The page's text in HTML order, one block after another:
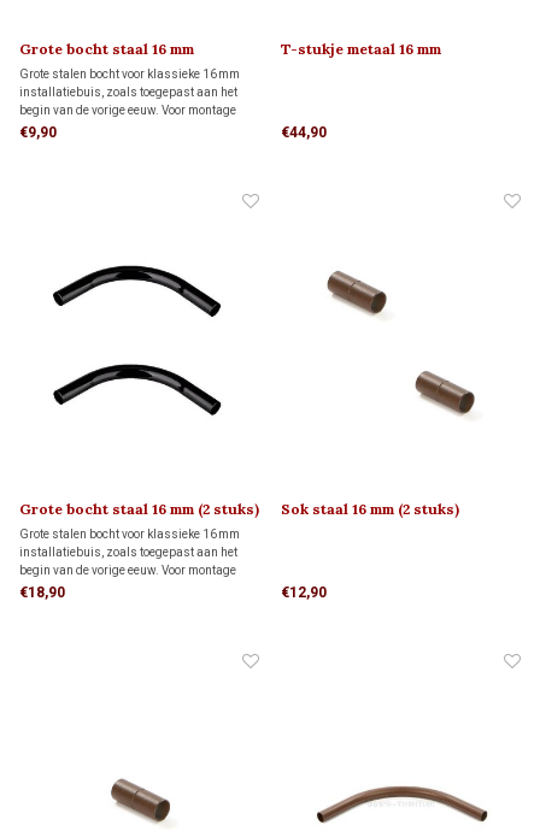
Grote bocht staal 16 mm
Grote stalen bocht voor klassieke 16 mm
installatiebuis, zoals toegepast aan het
begin van de vorige eeuw. Voor montage
aan een buis zijn twee sokken nodig, die
€9,90
T-stukje metaal 16 mm
€44,90
Grote bocht staal 16 mm (2 stuks)
Grote stalen bocht voor klassieke 16 mm
installatiebuis, zoals toegepast aan het
begin van de vorige eeuw. Voor montage
aan een buis zijn twee sokken nodig, die
€18,90
Sok staal 16 mm (2 stuks)
€12,90